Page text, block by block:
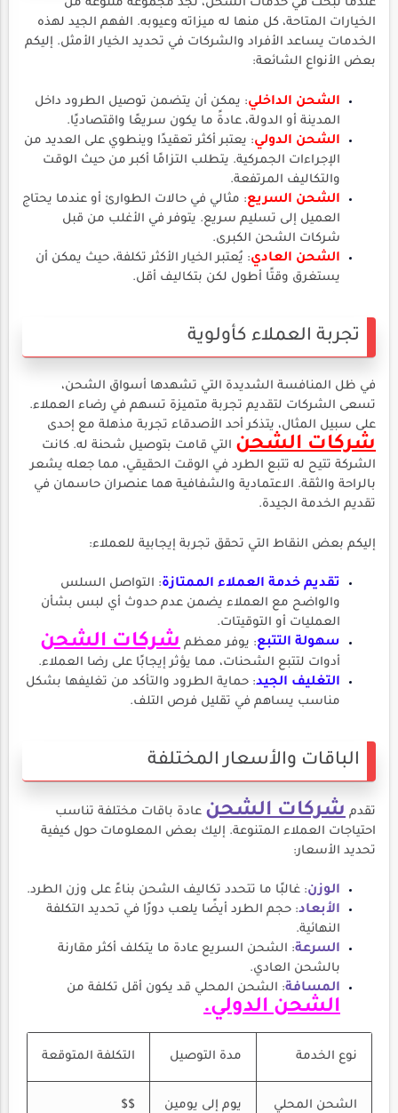
عندما نبحث في خدمات الشحن، نجد مجموعة متنوعة من
الخيارات المتاحة، كل منها له ميزاته وعيوبه. الفهم الجيد لهذه
الخدمات يساعد الأفراد والشركات في تحديد الخيار الأمثل. إليكم
بعض الأنواع الشائعة:
الشحن الداخلي: يمكن أن يتضمن توصيل الطرود داخل
المدينة أو الدولة، عادةً ما يكون سريعًا واقتصاديًا.
الشحن الدولي: يعتبر أكثر تعقيدًا وينطوي على العديد من
الإجراءات الجمركية. يتطلب التزامًا أكبر من حيث الوقت
والتكاليف المرتفعة.
الشحن السريع: مثالي في حالات الطوارئ أو عندما يحتاج
العميل إلى تسليم سريع. يتوفر في الأغلب من قبل
شركات الشحن الكبرى.
الشحن العادي: يُعتبر الخيار الأكثر تكلفة، حيث يمكن أن
يستغرق وقتًا أطول لكن بتكاليف أقل.
تجربة العملاء كأولوية
في ظل المنافسة الشديدة التي تشهدها أسواق الشحن،
تسعى الشركات لتقديم تجربة متميزة تسهم في رضاء العملاء.
على سبيل المثال، يتذكر أحد الأصدقاء تجربة مذهلة مع إحدى
شركات الشحن التي قامت بتوصيل شحنة له. كانت
الشركة تتيح له تتبع الطرد في الوقت الحقيقي، مما جعله يشعر
بالراحة والثقة. الاعتمادية والشفافية هما عنصران حاسمان في
تقديم الخدمة الجيدة.
إليكم بعض النقاط التي تحقق تجربة إيجابية للعملاء:
تقديم خدمة العملاء الممتازة: التواصل السلس
والواضح مع العملاء يضمن عدم حدوث أي لبس بشأن
العمليات أو التوقيتات.
سهولة التتبع: يوفر معظم شركات الشحن
أدوات لتتبع الشحنات، مما يؤثر إيجابًا على رضا العملاء.
التغليف الجيد: حماية الطرود والتأكد من تغليفها بشكل
مناسب يساهم في تقليل فرص التلف.
الباقات والأسعار المختلفة
تقدم شركات الشحن عادة باقات مختلفة تناسب
احتياجات العملاء المتنوعة. إليك بعض المعلومات حول كيفية
تحديد الأسعار:
الوزن: غالبًا ما تتحدد تكاليف الشحن بناءً على وزن الطرد.
الأبعاد: حجم الطرد أيضًا يلعب دورًا في تحديد التكلفة
النهائية.
السرعة: الشحن السريع عادة ما يتكلف أكثر مقارنة
بالشحن العادي.
المسافة: الشحن المحلي قد يكون أقل تكلفة من
الشحن الدولي.
نوع الخدمة مدة التوصيل التكلفة المتوقعة
الشحن المحلي يوم إلى يومين $$